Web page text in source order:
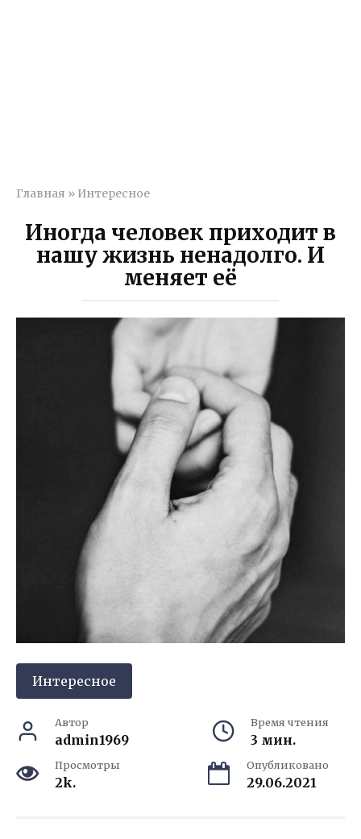
Главная » Интересное
Иногда человек приходит в
нашу жизнь ненадолго. И
меняет её
Интересное
Автор
admin1969
Время чтения
3 мин.
Просмотры
2k.
Опубликовано
29.06.2021